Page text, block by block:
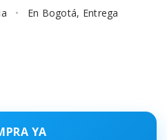
•
En Bogotá, Entrega
YA